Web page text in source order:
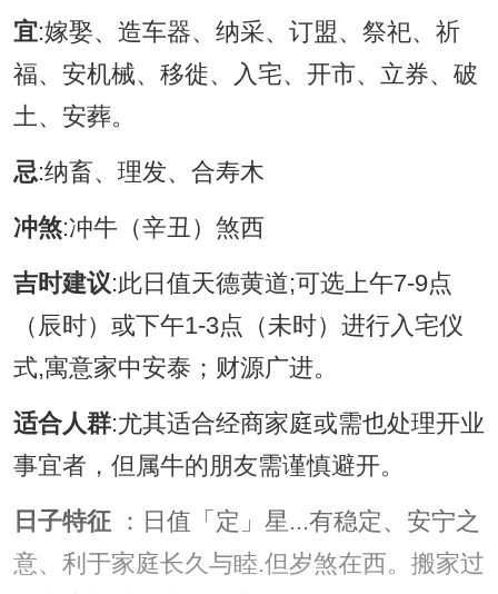
宜:嫁娶、造车器、纳采、订盟、祭祀、祈
福、安机械、移徙、入宅、开市、立券、破
土、安葬。
忌:纳畜、理发、合寿木
冲煞:冲牛（辛丑）煞西
吉时建议:此日值天德黄道;可选上午7-9点
（辰时）或下午1-3点（未时）进行入宅仪
式,寓意家中安泰；财源广进。
适合人群:尤其适合经商家庭或需也处理开业
事宜者，但属牛的朋友需谨慎避开。
日子特征
：日值「定」星...有稳定、安宁之
意、利于家庭长久与睦.但岁煞在西。搬家过